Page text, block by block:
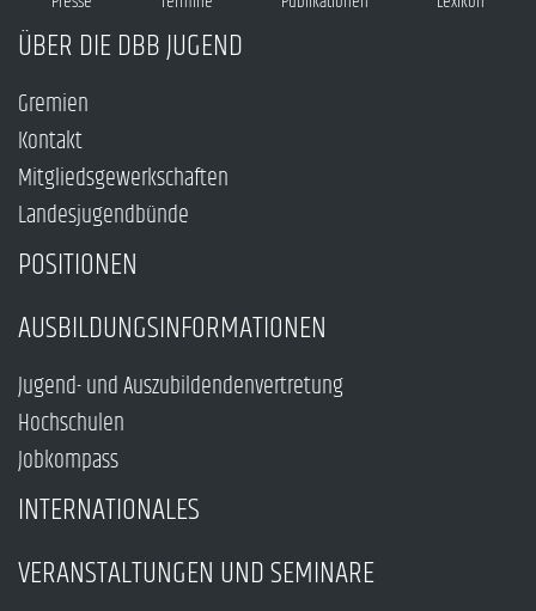
ÜBER DIE DBB JUGEND
Gremien
Kontakt
Mitgliedsgewerkschaften
Landesjugendbünde
POSITIONEN
AUSBILDUNGSINFORMATIONEN
Jugend- und Auszubildendenvertretung
Hochschulen
Jobkompass
INTERNATIONALES
VERANSTALTUNGEN UND SEMINARE